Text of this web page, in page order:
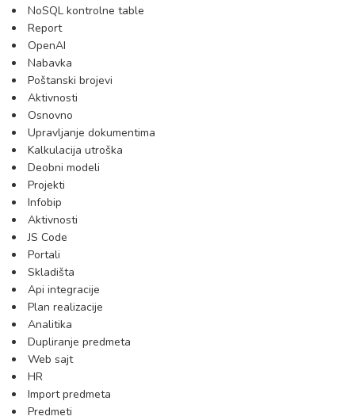
NoSQL kontrolne table
Report
OpenAI
Nabavka
Poštanski brojevi
Aktivnosti
Osnovno
Upravljanje dokumentima
Kalkulacija utroška
Deobni modeli
Projekti
Infobip
Aktivnosti
JS Code
Portali
Skladišta
Api integracije
Plan realizacije
Analitika
Dupliranje predmeta
Web sajt
HR
Import predmeta
Predmeti